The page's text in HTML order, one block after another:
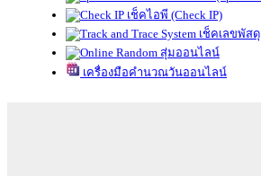
เช็คไอพี (Check IP)
เช็คเลขพัสดุ
สุ่มออนไลน์
เครื่องมือคำนวณวันออนไลน์